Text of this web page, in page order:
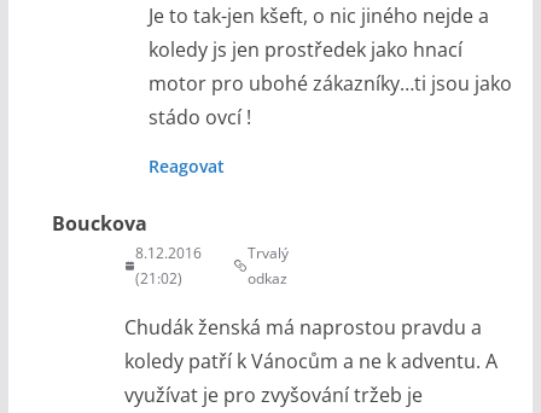
Je to tak-jen kšeft, o nic jiného nejde a
koledy js jen prostředek jako hnací
motor pro ubohé zákazníky…ti jsou jako
stádo ovcí !
Reagovat
Bouckova
8.12.2016
(21:02)
Trvalý
odkaz
Chudák ženská má naprostou pravdu a
koledy patří k Vánocům a ne k adventu. A
využívat je pro zvyšování tržeb je